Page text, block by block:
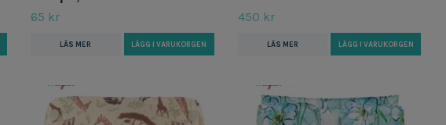
65 kr
LÄS MER LÄGG I VARUKORGEN
450 kr
LÄS MER LÄGG I VARUKORGEN